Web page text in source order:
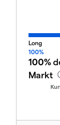
Long
100%
100%
Markt